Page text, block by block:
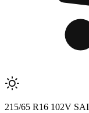
215/65 R16 102V